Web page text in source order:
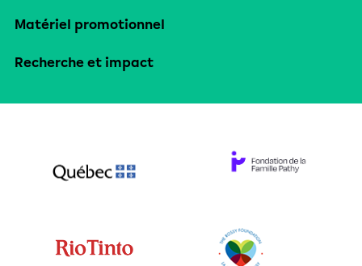
Matériel promotionnel
Recherche et impact